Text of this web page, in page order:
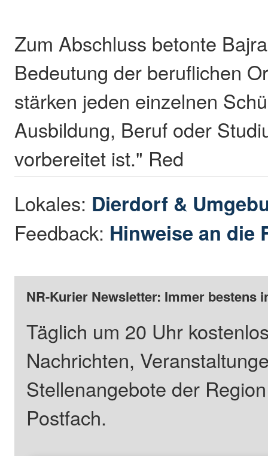
Zum Abschluss betonte
Bedeutung der beruflichen
stärken jeden einzelnen
Ausbildung, Beruf oder
vorbereitet ist." Red
Lokales: Dierdorf &
Feedback: Hinweise an die
NR-Kurier Newsletter: Immer bestens
Täglich um 20 Uhr
Nachrichten,
Stellenangebote der
Postfach.